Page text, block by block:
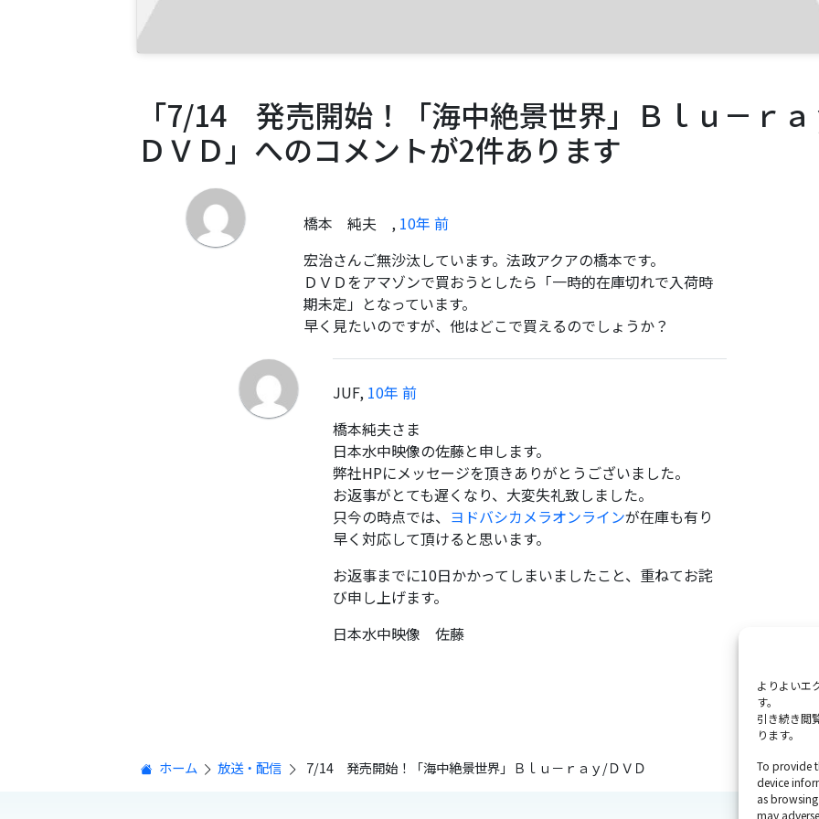
よりよいエ
す。
引き続き閲
ります。
To provide
device
as
may
「7/14 発売開始！「海中絶景世界」Ｂｌｕ－ｒ
ＤＶＤ」へのコメントが2件あります
橋本 純夫 , 10年 前
宏治さんご無沙汰しています。法政アクアの橋本です。
ＤＶＤをアマゾンで買おうとしたら「一時的在庫切れで入荷時
期未定」となっています。
早く見たいのですが、他はどこで買えるのでしょうか？
JUF, 10年 前
橋本純夫さま
日本水中映像の佐藤と申します。
弊社HPにメッセージを頂きありがとうございました。
お返事がとても遅くなり、大変失礼致しました。
只今の時点では、 ヨドバシカメラオンラインが在庫も有り
早く対応して頂けると思います。
お返事までに10日かかってしまいましたこと、重ねてお詫
び申し上げます。
日本水中映像 佐藤
ホーム 放送・配信 7/14 発売開始！「海中絶景世界」Ｂｌｕ－ｒａｙ/ＤＶＤ